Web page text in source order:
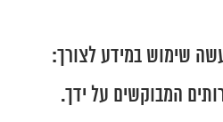
המבוקשים על ידך.